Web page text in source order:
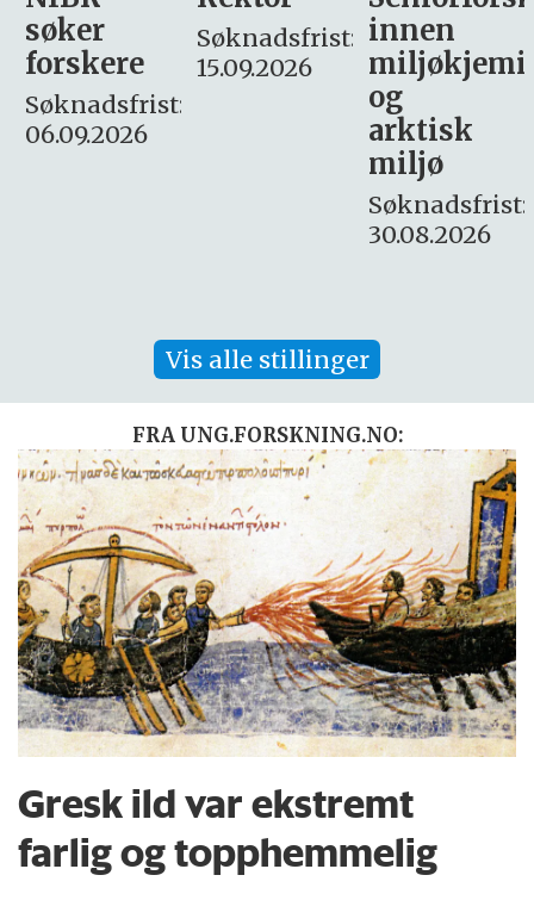
Søknadsfrist:
15.09.2026
innen
miljøkjemi
søker
– fast
Søknadsfrist:
16. august.
Vis alle stillinger
FRA UNG.FORSKNING.NO:
Gresk ild var ekstremt
farlig og topphemmelig